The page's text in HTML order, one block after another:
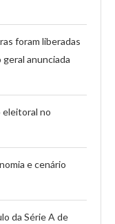
foram liberadas
anunciada
eleitoral no
e cenário
da Série A de